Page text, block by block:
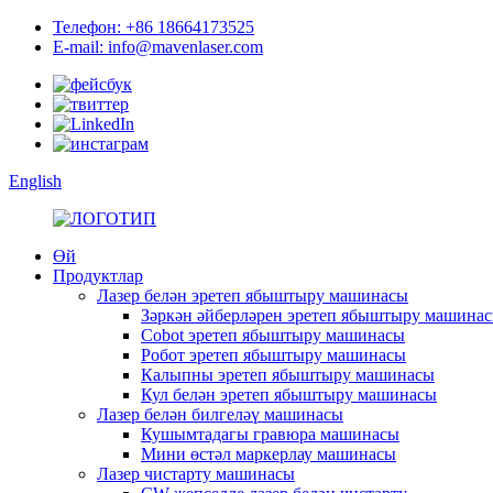
Телефон: +86 18664173525
E-mail: info@mavenlaser.com
English
Өй
Продуктлар
Лазер белән эретеп ябыштыру машинасы
Зәркән әйберләрен эретеп ябыштыру
Cobot эретеп ябыштыру машинасы
Робот эретеп ябыштыру машинасы
Калыпны эретеп ябыштыру машинасы
Кул белән эретеп ябыштыру машинасы
Лазер белән билгеләү машинасы
Кушымтадагы гравюра машинасы
Мини өстәл маркерлау машинасы
Лазер чистарту машинасы